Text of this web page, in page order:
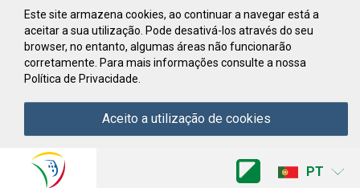
Saltar para conteúdo
Este site armazena cookies, ao continuar a navegar está a
aceitar a sua utilização. Pode desativá-los através do seu
browser, no entanto, algumas áreas não funcionarão
corretamente. Para mais informações consulte a nossa
Política de Privacidade.
Aceito a utilização de cookies
Comite
Paralimpico
PT